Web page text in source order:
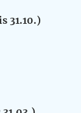
31.10.)